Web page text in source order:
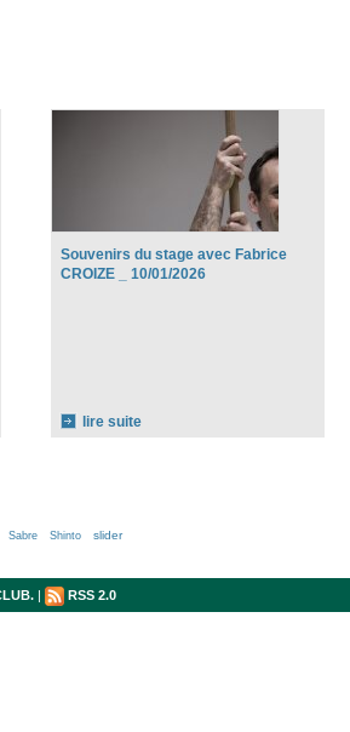
Souvenirs du stage avec Fabrice
CROIZE _ 10/01/2026
lire suite
Sabre Shinto slider
| RSS 2.0